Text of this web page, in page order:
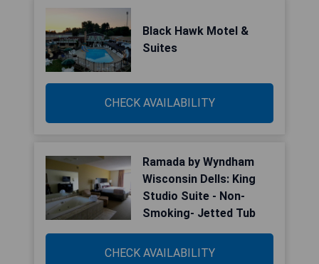
Black Hawk Motel &
Suites
CHECK AVAILABILITY
Ramada by Wyndham
Wisconsin Dells: King
Studio Suite - Non-
Smoking- Jetted Tub
CHECK AVAILABILITY